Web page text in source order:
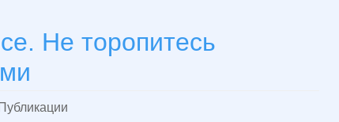
Не торопитесь
Публикации